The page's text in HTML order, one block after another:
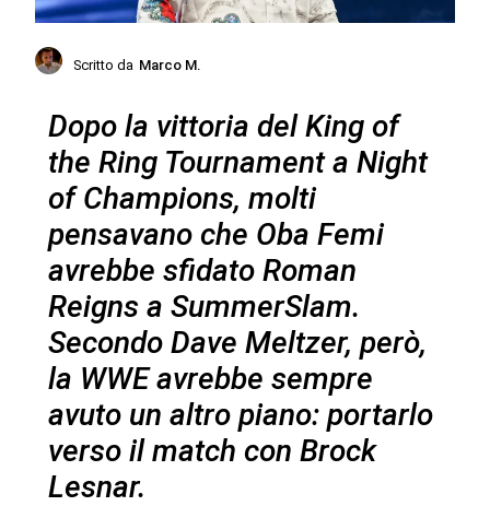
Scritto da Marco M.
Dopo la vittoria del King of
the Ring Tournament a Night
of Champions, molti
pensavano che Oba Femi
avrebbe sfidato Roman
Reigns a SummerSlam.
Secondo Dave Meltzer, però,
la WWE avrebbe sempre
avuto un altro piano: portarlo
verso il match con Brock
Lesnar.